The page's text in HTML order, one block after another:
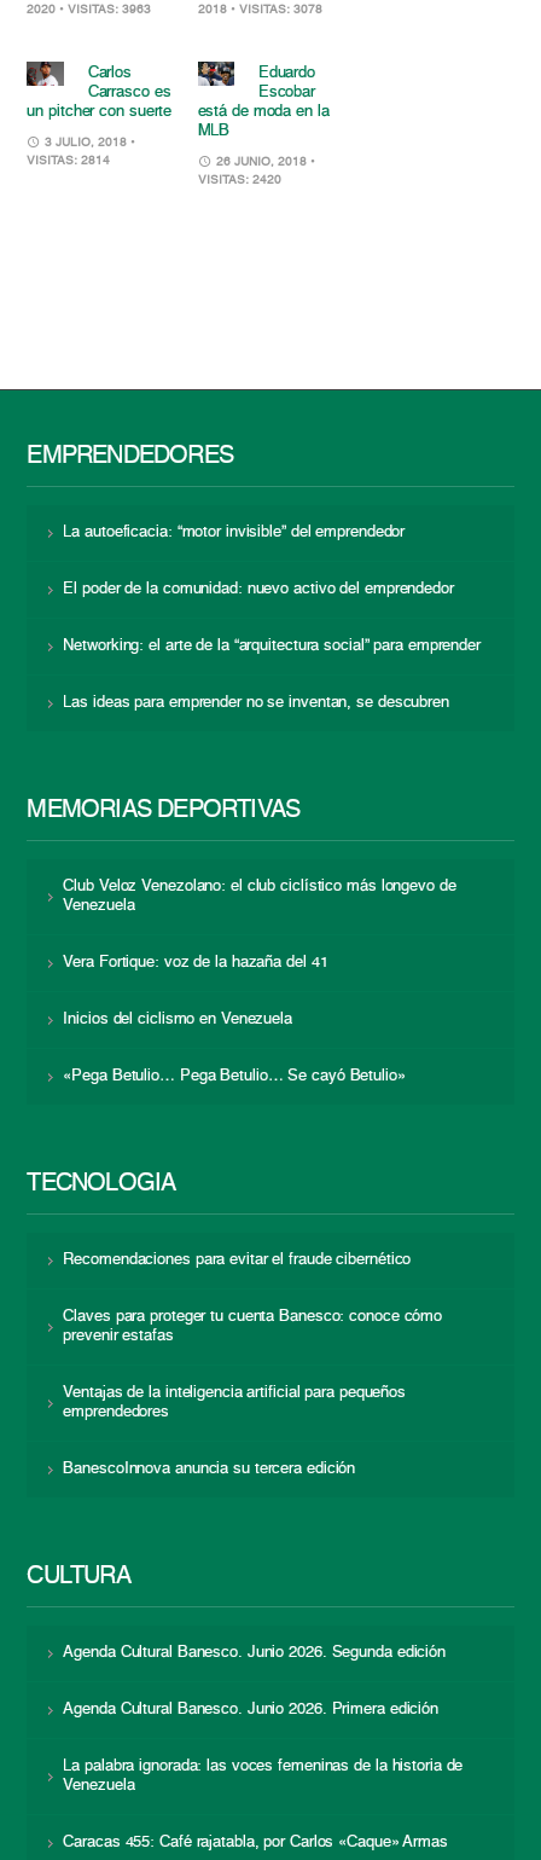
2020 • VISITAS: 3963
2018 • VISITAS: 3078
Carlos
Carrasco es
un pitcher con suerte
3 JULIO, 2018 •
VISITAS: 2814
Eduardo
Escobar
está de moda en la
MLB
26 JUNIO, 2018 •
VISITAS: 2420
EMPRENDEDORES
La autoeficacia: “motor invisible” del emprendedor
El poder de la comunidad: nuevo activo del emprendedor
Networking: el arte de la “arquitectura social” para emprender
Las ideas para emprender no se inventan, se descubren
MEMORIAS DEPORTIVAS
Club Veloz Venezolano: el club ciclístico más longevo de
Venezuela
Vera Fortique: voz de la hazaña del 41
Inicios del ciclismo en Venezuela
«Pega Betulio… Pega Betulio… Se cayó Betulio»
TECNOLOGÍA
Recomendaciones para evitar el fraude cibernético
Claves para proteger tu cuenta Banesco: conoce cómo
prevenir estafas
Ventajas de la inteligencia artificial para pequeños
emprendedores
BanescoInnova anuncia su tercera edición
CULTURA
Agenda Cultural Banesco. Junio 2026. Segunda edición
Agenda Cultural Banesco. Junio 2026. Primera edición
La palabra ignorada: las voces femeninas de la historia de
Venezuela
Caracas 455: Café rajatabla, por Carlos «Caque» Armas